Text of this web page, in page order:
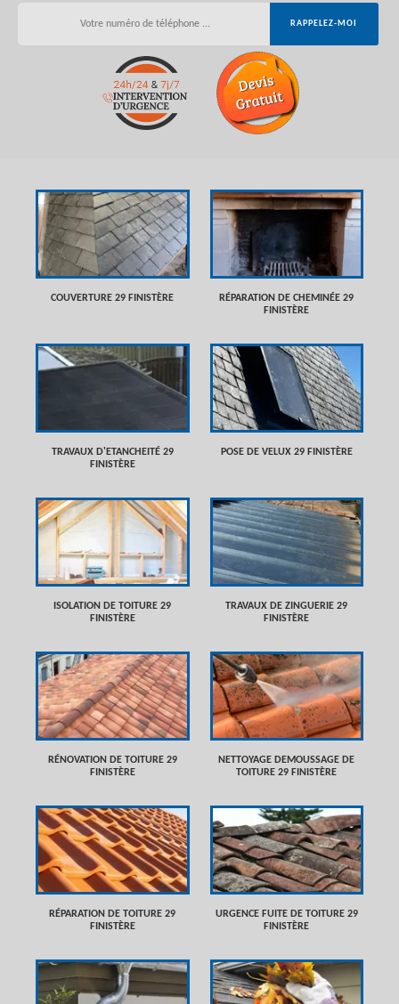
COUVERTURE 29 FINISTÈRE
RÉPARATION DE CHEMINÉE 29
FINISTÈRE
TRAVAUX D'ETANCHEITÉ 29
FINISTÈRE
POSE DE VELUX 29 FINISTÈRE
ISOLATION DE TOITURE 29
FINISTÈRE
TRAVAUX DE ZINGUERIE 29
FINISTÈRE
RÉNOVATION DE TOITURE 29
FINISTÈRE
NETTOYAGE DEMOUSSAGE DE
TOITURE 29 FINISTÈRE
RÉPARATION DE TOITURE 29
FINISTÈRE
URGENCE FUITE DE TOITURE 29
FINISTÈRE